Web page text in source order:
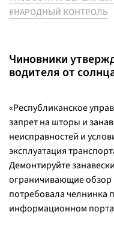
#НАРОДНЫЙ КОНТРОЛЬ
Чиновники
водителя от
«Республиканское
запрет на шторы и
неисправностей и
эксплуатация
Демонтируйте
ограничивающие обзор
потребовала челнинка
информационном